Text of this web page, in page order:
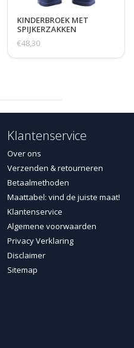
KINDERBROEK MET
SPIJKERZAKKEN
€48,30
Klantenservice
Over ons
Verzenden & retourneren
Betaalmethoden
Maattabel: vind de juiste maat!
Klantenservice
Algemene voorwaarden
Privacy Verklaring
Disclaimer
Sitemap